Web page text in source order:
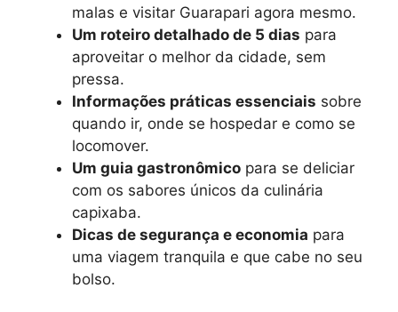
malas e visitar Guarapari agora mesmo.
Um roteiro detalhado de 5 dias para
aproveitar o melhor da cidade, sem
pressa.
Informações práticas essenciais sobre
quando ir, onde se hospedar e como se
locomover.
Um guia gastronômico para se deliciar
com os sabores únicos da culinária
capixaba.
Dicas de segurança e economia para
uma viagem tranquila e que cabe no seu
bolso.